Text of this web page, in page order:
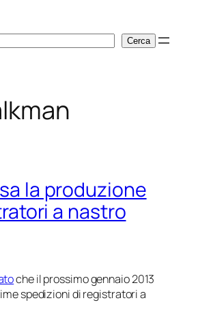
Cerca
la produzione
a nastro
che il prossimo gennaio 2013
spedizioni di registratori a